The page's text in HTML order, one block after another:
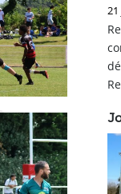
21